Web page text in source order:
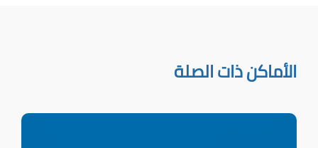
الأماكن ذات الصلة